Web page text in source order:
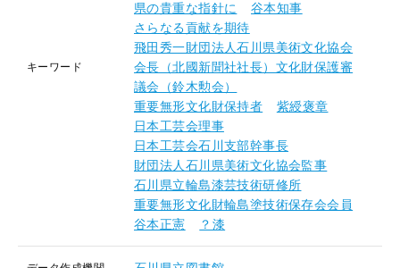
キーワード
県の貴重な指針に
谷本知事
さらなる貢献を期待
飛田秀一財団法人石川県美術文化協会
会長（北國新聞社社長）文化財保護審
議会（鈴木勲会）
重要無形文化財保持者
紫綬褒章
日本工芸会理事
日本工芸会石川支部幹事長
財団法人石川県美術文化協会監事
石川県立輪島漆芸技術研修所
重要無形文化財輪島塗技術保存会会員
谷本正憲
？漆